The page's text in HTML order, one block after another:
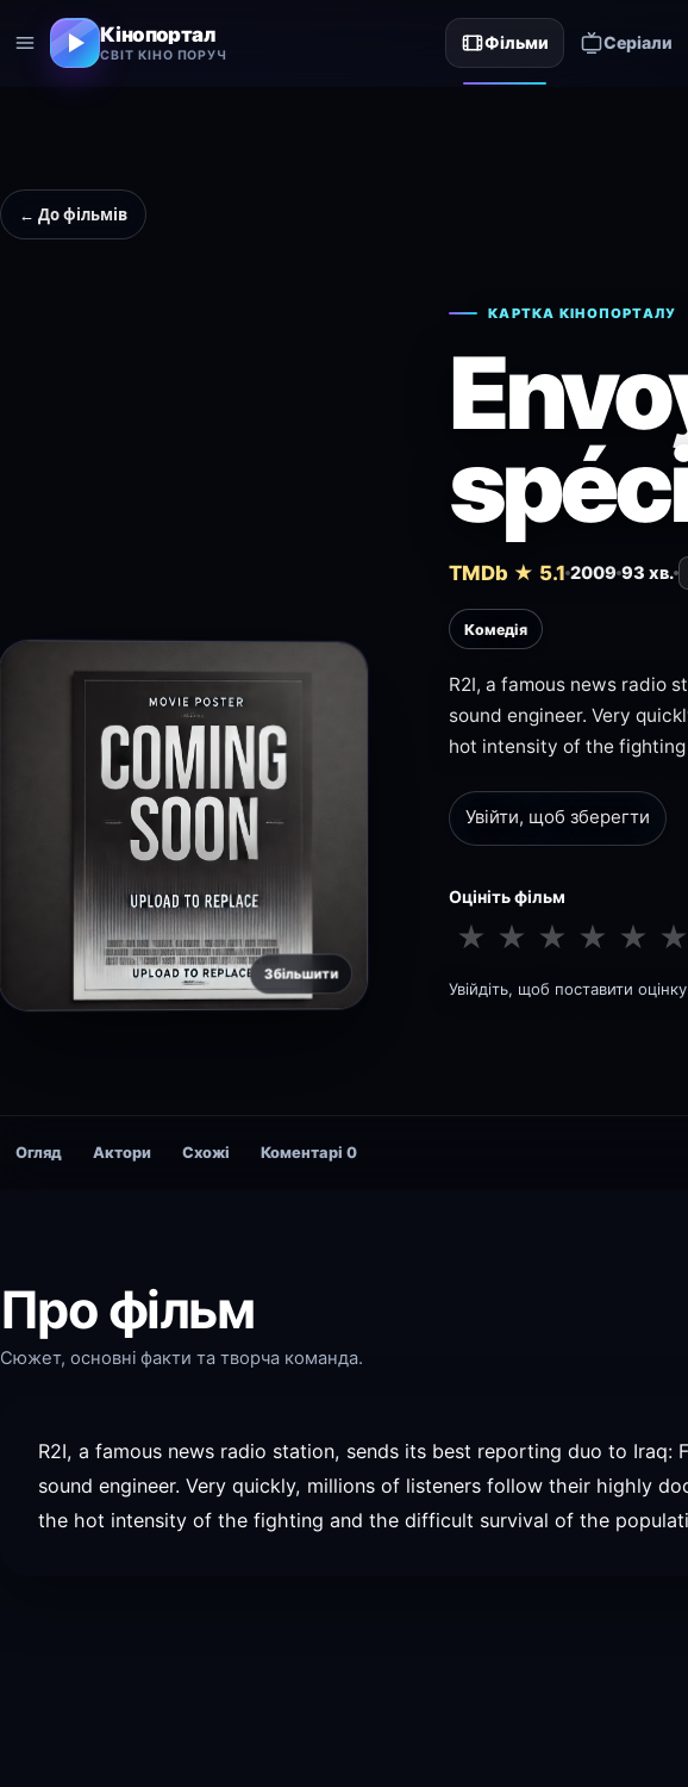
Кінопортал
СВІТ КІНО ПОРУЧ
Фільми Серіали
← До фільмів
Збільшити
КАРТКА КІНОПОРТАЛУ
TMDb ★ 5.1 2009 93 хв.
Комедія
R2I, a famous news radio
sound engineer. Very
hot intensity of the
Увійти, щоб зберегти
Оцініть фільм
★ ★ ★ ★ ★ ★
Увійдіть, щоб поставити
Огляд Актори Схожі Коментарі 0
Про фільм
Сюжет, основні факти та творча команда.
R2I, a famous news radio station, sends its best reporting duo to Iraq:
sound engineer. Very quickly, millions of listeners follow their highly
the hot intensity of the fighting and the difficult survival of the